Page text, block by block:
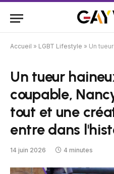
Accueil » LGBT Lifestyle » Un tueur haineux
Un tueur
coupable,
tout et une
entre dans
14 juin 2026 4 minutes